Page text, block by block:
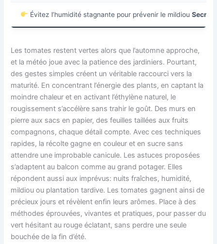
Évitez l’humidité stagnante pour prévenir le mildiouSecret
Les tomates restent vertes alors que l’automne approche,
et la météo joue avec la patience des jardiniers. Pourtant,
des gestes simples créent un véritable raccourci vers la
maturité. En concentrant l’énergie des plants, en captant la
moindre chaleur et en activant l’éthylène naturel, le
rougissement s’accélère sans trahir le goût. Des murs en
pierre aux sacs en papier, des feuilles taillées aux fruits
compagnons, chaque détail compte. Avec ces techniques
rapides, la récolte gagne en couleur et en sucre sans
attendre une improbable canicule. Les astuces proposées
s’adaptent au balcon comme au grand potager. Elles
répondent aussi aux imprévus: nuits fraîches, humidité,
mildiou ou plantation tardive. Les tomates gagnent ainsi de
précieux jours et révèlent enfin leurs arômes. Place à des
méthodes éprouvées, vivantes et pratiques, pour passer du
vert hésitant au rouge éclatant, sans perdre une seule
bouchée de la fin d’été.